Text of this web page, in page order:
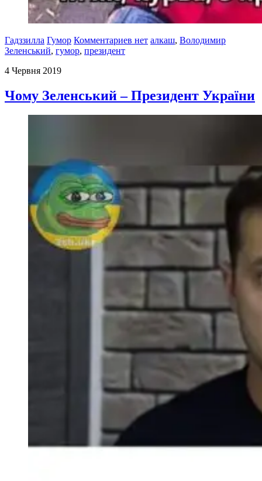
Гадззилла Гумор Комментариев нет алкаш, Володимир
Зеленський, гумор, президент
4 Червня 2019
Чому Зеленський – Президент України